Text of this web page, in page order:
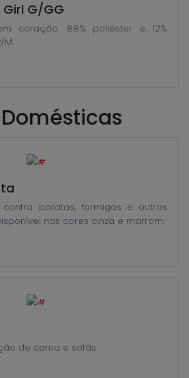
G/GG
coração. 88% poliéster e 12%
M.
baratas, formigas e outros
nas cores cinza e marrom.
de cama e sofás.